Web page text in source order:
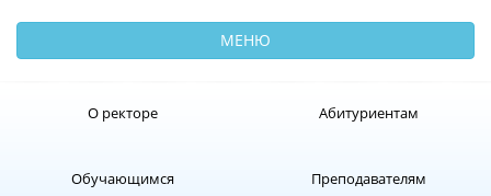
МЕНЮ
О ректоре Абитуриентам
Обучающимся Преподавателям